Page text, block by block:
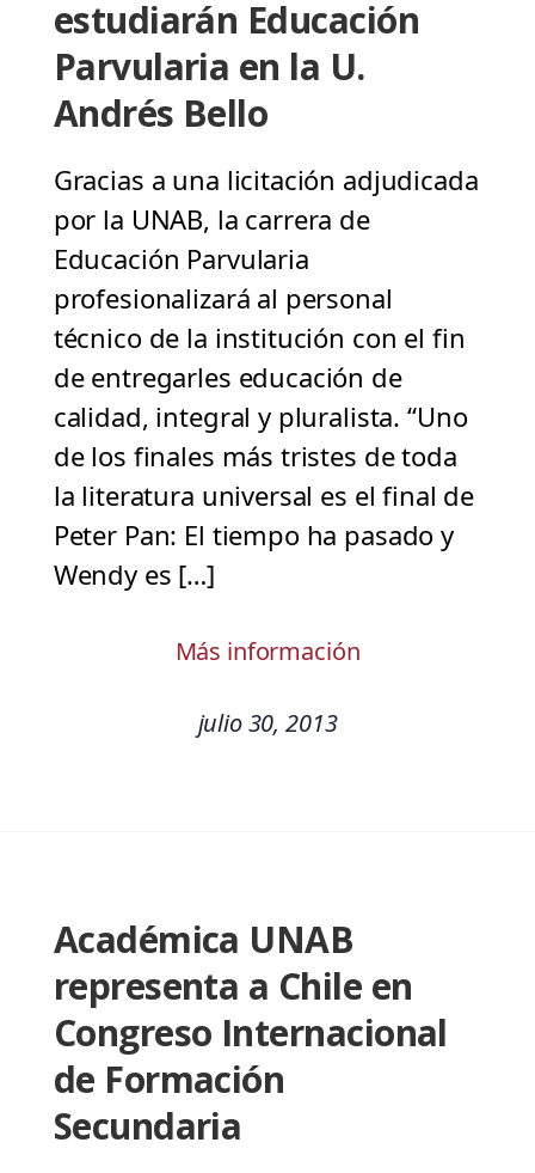
estudiarán Educación
Parvularia en la U.
Andrés Bello
Gracias a una licitación adjudicada
por la UNAB, la carrera de
Educación Parvularia
profesionalizará al personal
técnico de la institución con el fin
de entregarles educación de
calidad, integral y pluralista. “Uno
de los finales más tristes de toda
la literatura universal es el final de
Peter Pan: El tiempo ha pasado y
Wendy es […]
Más información
julio 30, 2013
Académica UNAB
representa a Chile en
Congreso Internacional
de Formación
Secundaria